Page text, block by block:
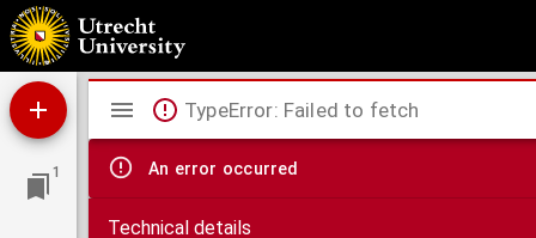
De vlugge Latinist : handleiding vooral ten dienste van hen, die door eigen oefening
1
Mirador
viewer
TypeError: Failed to fetch
An error occurred
Technical details